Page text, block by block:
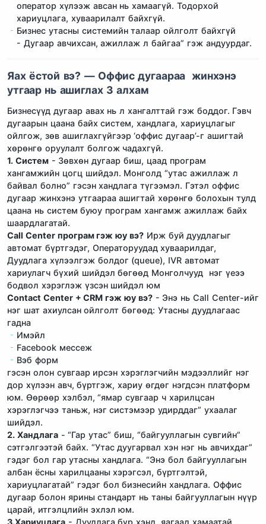
оператор хүлээж авсан нь хамаагүй. Тодорхой
хариуцлага, хуваарилалт байхгүй.
Бизнес утасны системийн талаар ойлголт байхгүй
- Дугаар авчихсан, ажиллаж л байгаа” гэж андуурдаг.
Яах ёстой вэ? — Оффис дугаараа жинхэнэ
утгаар нь ашиглах 3 алхам
Бизнесүүд дугаар авах нь л хангалттай гэж боддог. Гэвч
дугаарын цаана байх систем, хандлага, хариуцлагыг
ойлгож, зөв ашиглахгүйгээр ‘оффис дугаар’-г ашигтай
хөрөнгө оруулалт болгож чадахгүй.
1. Систем- Зөвхөн дугаар биш, цаад програм
хангамжийн цогц шийдэл. Монголд “утас ажиллаж л
байвал болно” гэсэн хандлага түгээмэл. Гэтэл оффис
дугаар жинхэнэ утгаараа ашигтай хөрөнгө болохын тулд
цаана нь систем буюу програм хангамж ажиллаж байх
шаардлагатай.
Call Center програм гэж юу вэ? Ирж буй дуудлагыг
автомат бүртгэдэг, Операторуудад хуваарилдаг,
Дуудлага хүлээлгэж болдог (queue), IVR автомат
хариулагч бүхий шийдэл бөгөөд Монголчууд нэг үеээ
бодвол хэрэглэж үзсэн шийдэл юм
Contact Center + CRM гэж юу вэ?- Энэ нь Call Center-ийг
нэг шат ахиулсан ойлголт бөгөөд: Утасны дуудлагаас
гадна
Имэйл
Facebook мессеж
Вэб форм
гэсэн олон сувгаар ирсэн хэрэглэгчийн мэдээллийг нэг
дор хүлээн авч, бүртгэж, хариу өгдөг нэгдсэн платформ
юм. Өөрөөр хэлбэл, “ямар сувгаар ч харилцсан
хэрэглэгчээ таньж, нэг систэмээр удирддаг” ухаалаг
шийдэл.
2. Хандлага- “Гар утас” биш, “байгууллагын сувгийн”
сэтгэлгээтэй байх. “Утас дуугарвал хэн нэг нь авчихдаг”
гэдэг бол гар утасны хандлага. “Энэ бол байгууллагын
албан ёсны харилцааны хэрэгсэл, бүртгэлтэй,
хариуцлагатай” гэдэг бол бизнесийн хандлага. Оффис
дугаар болон ярины стандарт нь таны байгууллагын нүүр
царай, итгэлцлийн эхлэл юм.
3.Хариуцлага - Дуудлага бүр хэнд, яагаад хамаатай